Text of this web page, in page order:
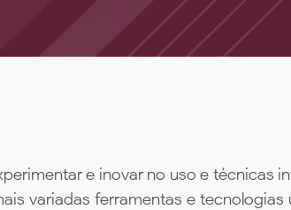
e inovar no uso e técnicas
variadas ferramentas e